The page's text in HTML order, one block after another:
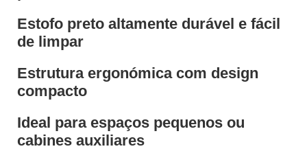
Estofo preto altamente durável e fácil
de limpar
Estrutura ergonómica com design
compacto
Ideal para espaços pequenos ou
cabines auxiliares